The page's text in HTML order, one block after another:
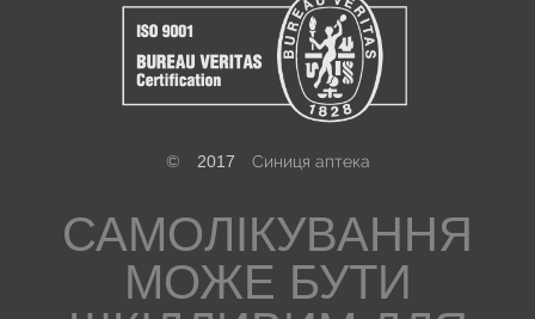
© 2017 Синиця аптека
САМОЛІКУВАННЯ
МОЖЕ БУТИ